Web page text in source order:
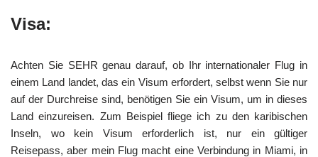
Visa:
Achten Sie SEHR genau darauf, ob Ihr internationaler Flug in
einem Land landet, das ein Visum erfordert, selbst wenn Sie nur
auf der Durchreise sind, benötigen Sie ein Visum, um in dieses
Land einzureisen. Zum Beispiel fliege ich zu den karibischen
Inseln, wo kein Visum erforderlich ist, nur ein gültiger
Reisepass, aber mein Flug macht eine Verbindung in Miami, in